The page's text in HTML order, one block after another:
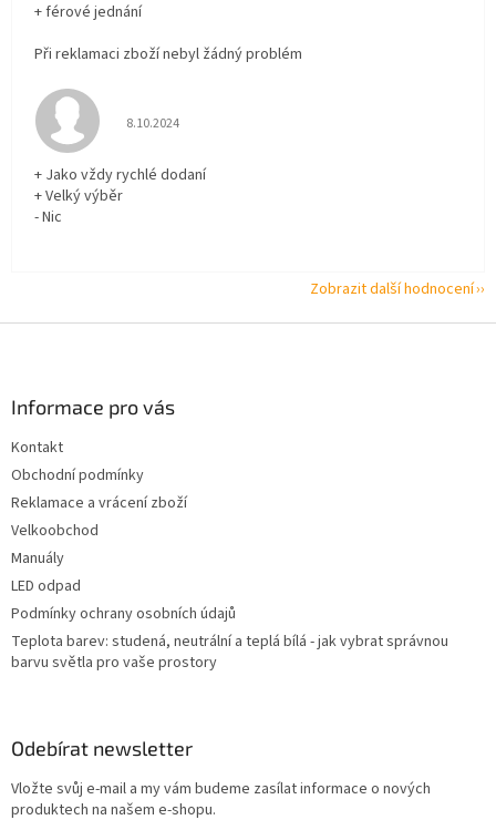
+ férové jednání
Při reklamaci zboží nebyl žádný problém
Hodnocení obchodu je 5 z 5 hvězdiček.
8.10.2024
+ Jako vždy rychlé dodaní
+ Velký výběr
- Nic
Zobrazit další hodnocení
Informace pro vás
Kontakt
Obchodní podmínky
Reklamace a vrácení zboží
Velkoobchod
Manuály
LED odpad
Podmínky ochrany osobních údajů
Teplota barev: studená, neutrální a teplá bílá - jak vybrat správnou
barvu světla pro vaše prostory
Odebírat newsletter
Vložte svůj e-mail a my vám budeme zasílat informace o nových
produktech na našem e-shopu.